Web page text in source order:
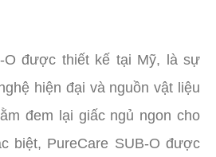
O được thiết kế tại Mỹ, là sự
hiện đại và nguồn vật liệu
đem lại giấc ngủ ngon cho
biệt, PureCare SUB-O được